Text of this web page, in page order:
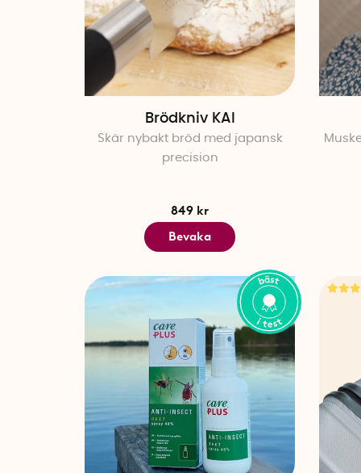
Brödkniv KAI
Skär nybakt bröd med japansk
precision
849 kr
Bevaka